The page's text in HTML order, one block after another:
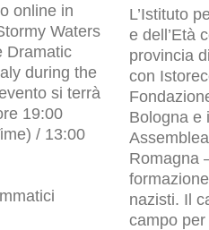
online in
Waters
Dramatic
during the
si terrà
19:00
/ 13:00
L’Istituto
e dell’Età
provincia
con
Bologna e
Romagna
nazisti. Il
campo